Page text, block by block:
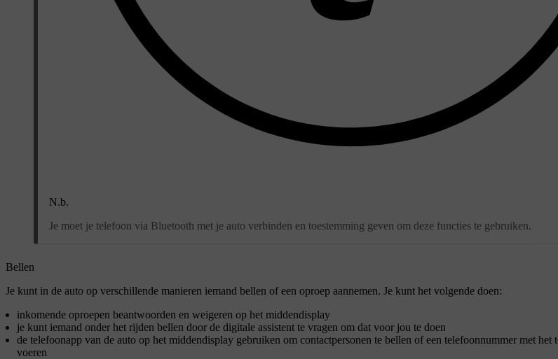
N.b.
Je moet je telefoon via Bluetooth met je auto verbinden en toestemming geven om deze functies te gebruiken.
Bellen
Je kunt in de auto op verschillende manieren iemand bellen of een oproep aannemen. Je kunt het volgende doen:
inkomende oproepen beantwoorden en weigeren op het middendisplay
je kunt iemand onder het rijden bellen door de digitale assistent te vragen om dat voor jou te doen
de telefoonapp van de auto op het middendisplay gebruiken om contactpersonen te bellen of een telefoonnummer met het
voeren